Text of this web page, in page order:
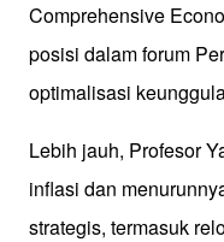
Comprehensive
posisi dalam forum
optimalisasi
Lebih jauh, Profesor
inflasi dan
strategis, termasuk